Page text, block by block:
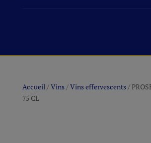
Accueil/Vins/Vins effervescents/
75 CL